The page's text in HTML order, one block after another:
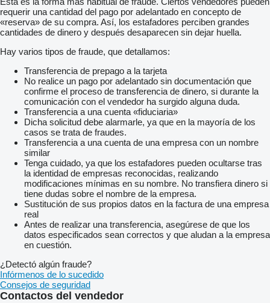
requerir una cantidad del pago por adelantado en concepto de
«reserva» de su compra. Así, los estafadores perciben grandes
cantidades de dinero y después desaparecen sin dejar huella.
Hay varios tipos de fraude, que detallamos:
Transferencia de prepago a la tarjeta
No realice un pago por adelantado sin documentación que
confirme el proceso de transferencia de dinero, si durante la
comunicación con el vendedor ha surgido alguna duda.
Transferencia a una cuenta «fiduciaria»
Dicha solicitud debe alarmarle, ya que en la mayoría de los
casos se trata de fraudes.
Transferencia a una cuenta de una empresa con un nombre
similar
Tenga cuidado, ya que los estafadores pueden ocultarse tras
la identidad de empresas reconocidas, realizando
modificaciones mínimas en su nombre. No transfiera dinero si
tiene dudas sobre el nombre de la empresa.
Sustitución de sus propios datos en la factura de una empresa
real
Antes de realizar una transferencia, asegúrese de que los
datos especificados sean correctos y que aludan a la empresa
en cuestión.
¿Detectó algún fraude?
Infórmenos de lo sucedido
Consejos de seguridad
Contactos del vendedor